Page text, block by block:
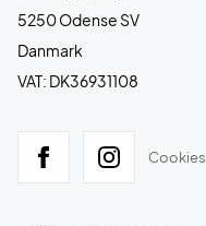
5250 Odense SV
Danmark
VAT: DK36931108
Cookies